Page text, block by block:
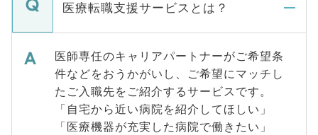
医療転職支援サービスとは？
医師専任のキャリアパートナーがご希望条
件などをおうかがいし、ご希望にマッチし
たご入職先をご紹介するサービスです。
「自宅から近い病院を紹介してほしい」
「医療機器が充実した病院で働きたい」